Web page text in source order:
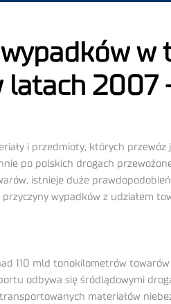
wypadków
latach 2007
i przedmioty, których
po polskich drogach
istnieje duże
wypadków z udziałem
110 mld tonokilometrów
odbywa się śródlądowymi
materiałów